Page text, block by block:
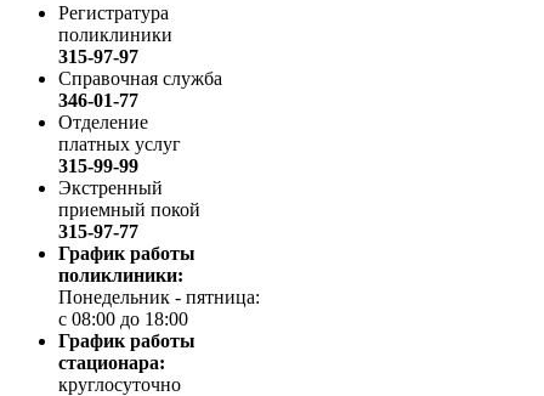
Регистратура
поликлиники
315-97-97
Справочная служба
346-01-77
Отделение
платных услуг
315-99-99
Экстренный
приемный покой
315-97-77
График работы
поликлиники:
Понедельник - пятница:
с 08:00 до 18:00
График работы
стационара:
круглосуточно